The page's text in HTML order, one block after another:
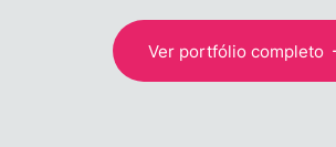
Ver portfólio completo